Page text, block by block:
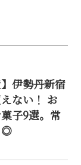
】伊勢丹新宿
ない！ お
子9選。常
◎